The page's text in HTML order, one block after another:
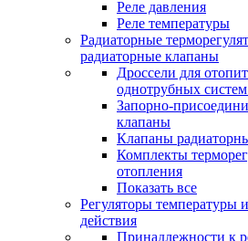
Реле давления
Реле температуры
Радиаторные
радиаторные клапаны
Дроссели для
однотрубных
Запорно-
клапаны
Клапаны
Комплекты
отопления
Показать все
Регуляторы температуры
действия
Принадлежности к